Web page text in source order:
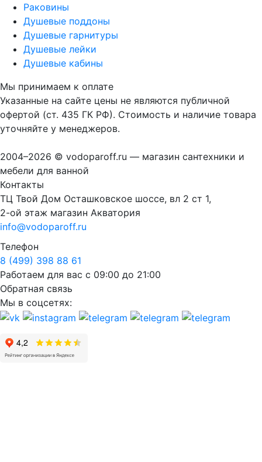
Раковины
Душевые поддоны
Душевые гарнитуры
Душевые лейки
Душевые кабины
Мы принимаем к оплате
Указанные на сайте цены не являются публичной
офертой (ст. 435 ГК РФ). Стоимость и наличие товара
уточняйте у менеджеров.
2004–2026 © vodoparoff.ru — магазин сантехники и
мебели для ванной
Контакты
ТЦ Твой Дом Осташковское шоссе, вл 2 ст 1,
2-ой этаж магазин Акватория
info@vodoparoff.ru
Телефон
8 (499) 398 88 61
Работаем для вас с 09:00 до 21:00
Обратная связь
Мы в соцсетях: